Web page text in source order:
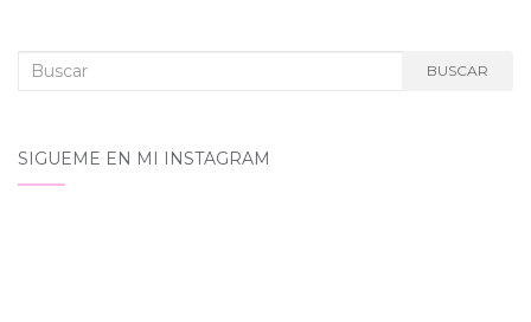
Buscar: BUSCAR
SIGUEME EN MI INSTAGRAM